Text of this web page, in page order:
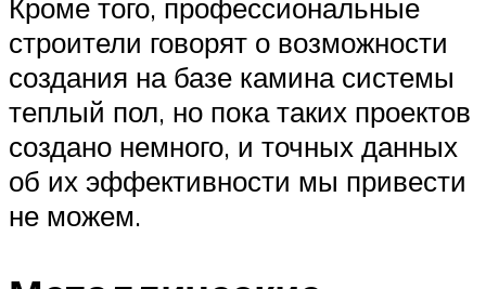
Кроме того, профессиональные
строители говорят о возможности
создания на базе камина системы
теплый пол, но пока таких проектов
создано немного, и точных данных
об их эффективности мы привести
не можем.